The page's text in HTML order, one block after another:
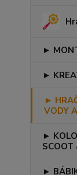
►
►
►
VODY
►
SCOOT
►